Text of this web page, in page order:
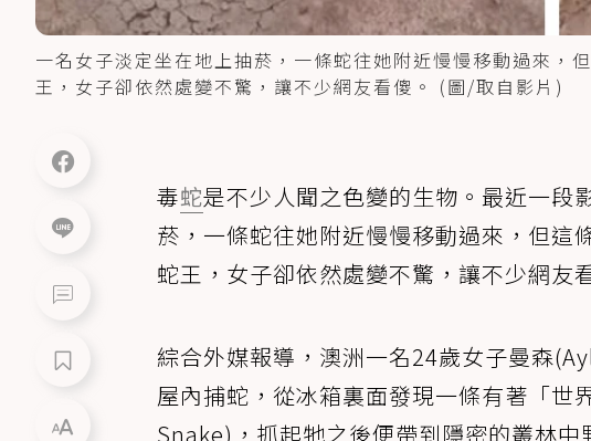
一名女子淡定坐在地上抽菸，一條蛇往她附近慢慢移動過來，
王，女子卻依然處變不驚，讓不少網友看傻。 (圖/取自影片)
毒蛇是不少人聞之色變的生物。最近一段
菸，一條蛇往她附近慢慢移動過來，但這
蛇王，女子卻依然處變不驚，讓不少網友
綜合外媒報導，澳洲一名24歲女子曼森
屋內捕蛇，從冰箱裏面發現一條有著「
Snake)，抓起牠之後便帶到隱密的叢林